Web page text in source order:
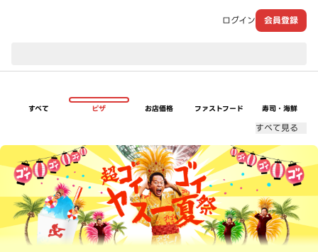
ログイン 会員登録
すべて ピザ お店価格 ファストフード 寿司・海鮮
すべて見る
超ゴイゴイヤスー夏祭